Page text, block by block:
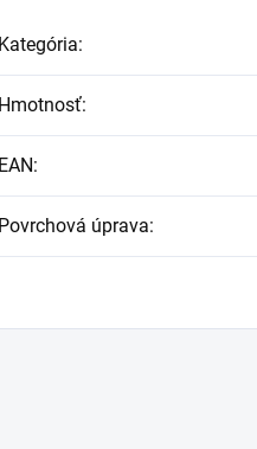
Kategória:
Hmotnosť:
EAN:
Povrchová úprava: